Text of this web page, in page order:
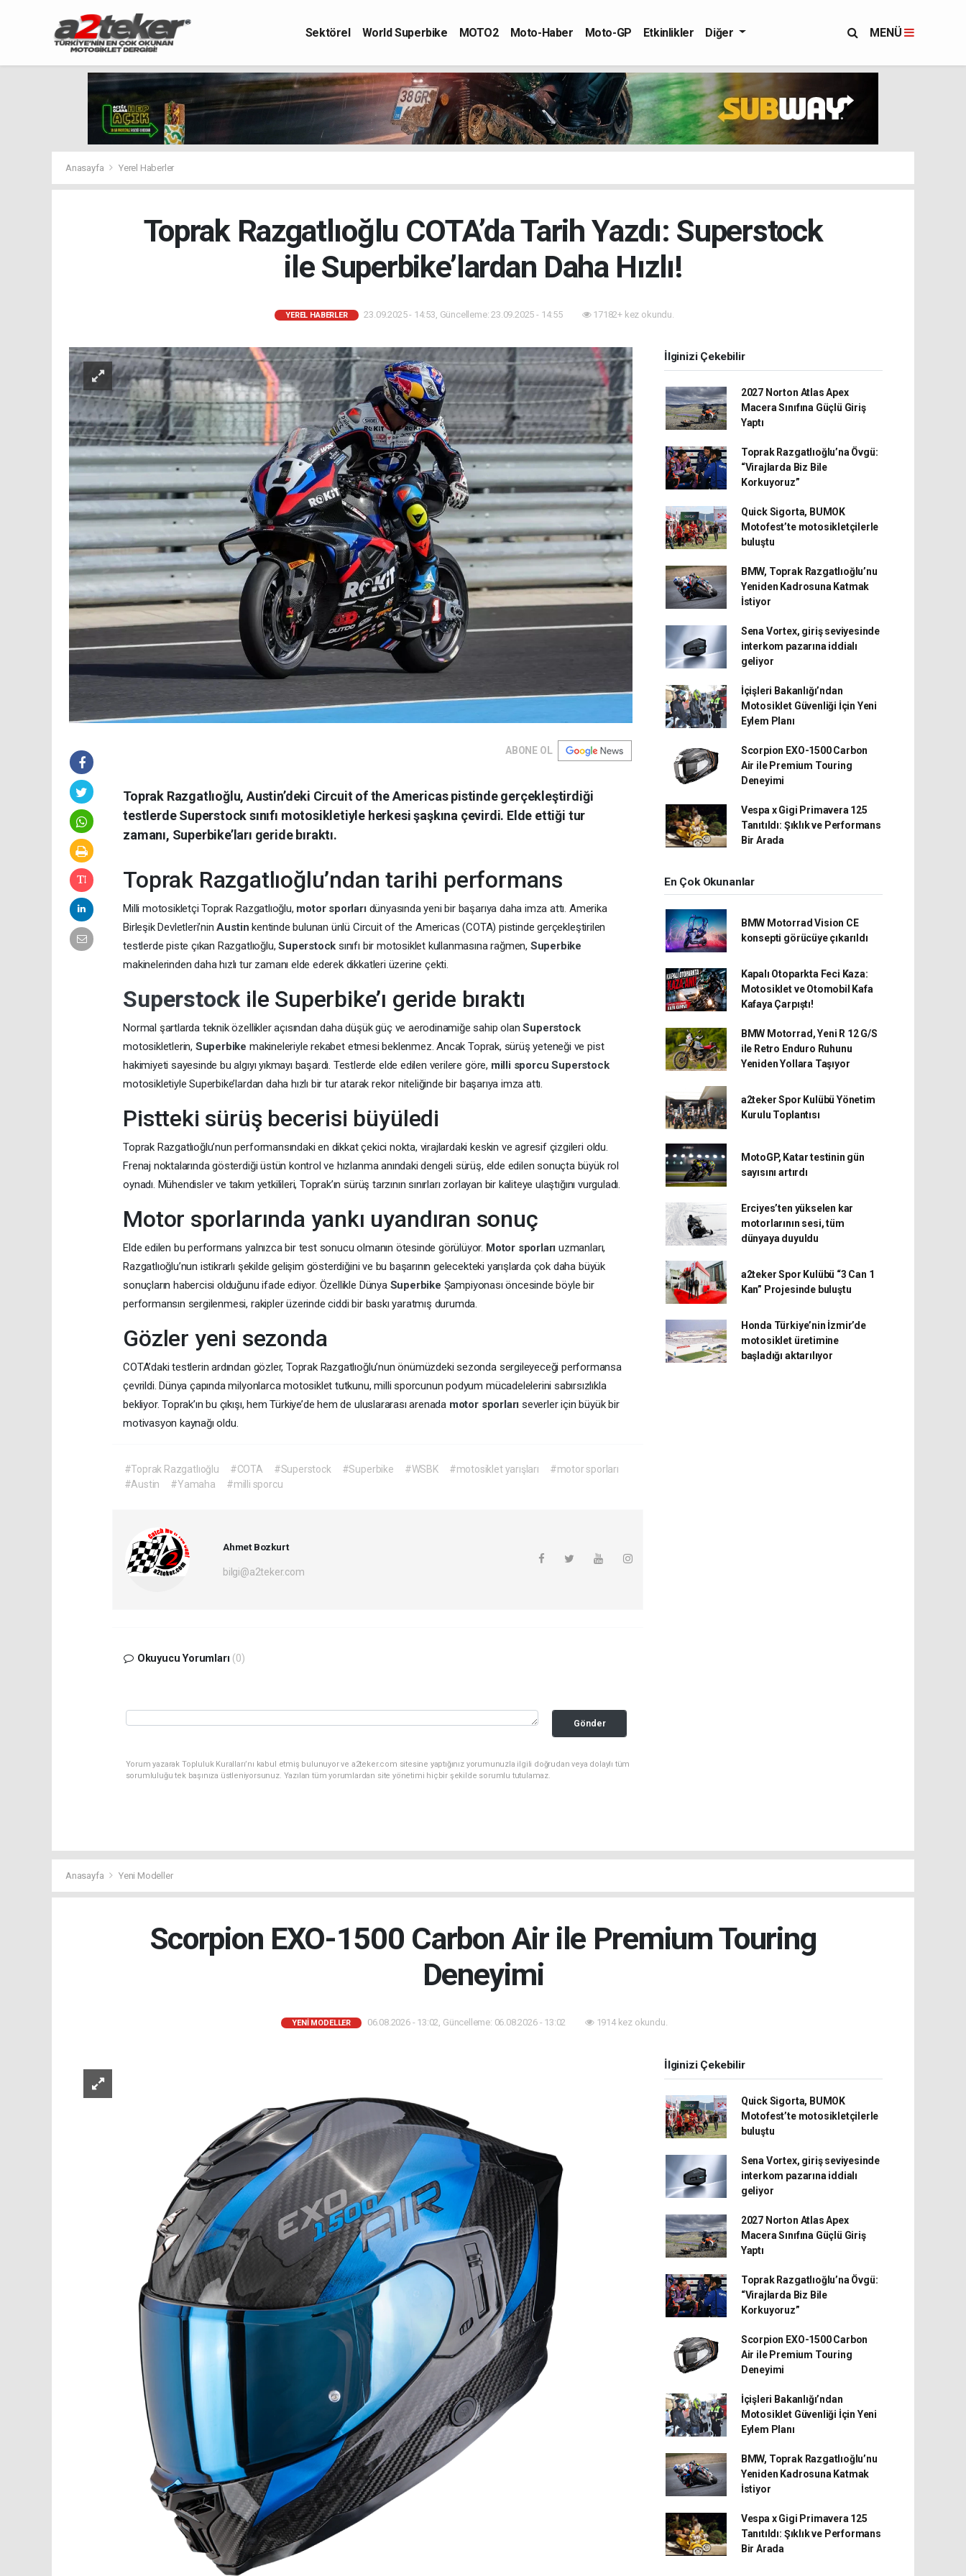
Sektörel World Superbike MOTO2 Moto-Haber Moto-GP Etkinlikler Diğer MENÜ
Anasayfa Yerel Haberler
Toprak Razgatlıoğlu COTA’da Tarih Yazdı: Superstock
ile Superbike’lardan Daha Hızlı!
YEREL HABERLER 23.09.2025 - 14:53, Güncelleme: 23.09.2025 - 14:55 17182+ kez okundu.
ABONE OL
Toprak Razgatlıoğlu, Austin’deki Circuit of the Americas pistinde gerçekleştirdiği
testlerde Superstock sınıfı motosikletiyle herkesi şaşkına çevirdi. Elde ettiği tur
zamanı, Superbike’ları geride bıraktı.
Toprak Razgatlıoğlu’ndan tarihi performans
Milli motosikletçi Toprak Razgatlıoğlu, motor sporları dünyasında yeni bir başarıya daha imza attı. Amerika
Birleşik Devletleri’ninAustinkentinde bulunan ünlü Circuit of the Americas (COTA) pistinde gerçekleştirilen
testlerde piste çıkan Razgatlıoğlu,Superstocksınıfı bir motosiklet kullanmasına rağmen, Superbike
makinelerinden daha hızlı tur zamanı elde ederek dikkatleri üzerine çekti.
Superstock ile Superbike’ı geride bıraktı
Normal şartlarda teknik özellikler açısından daha düşük güç ve aerodinamiğe sahip olanSuperstock
motosikletlerin, Superbike makineleriyle rekabet etmesi beklenmez. Ancak Toprak, sürüş yeteneği ve pist
hakimiyeti sayesinde bu algıyı yıkmayı başardı. Testlerde elde edilen verilere göre, milli sporcuSuperstock
motosikletiyle Superbike’lardan daha hızlı bir tur atarak rekor niteliğinde bir başarıya imza attı.
Pistteki sürüş becerisi büyüledi
Toprak Razgatlıoğlu’nun performansındaki en dikkat çekici nokta, virajlardaki keskin ve agresif çizgileri oldu.
Frenaj noktalarında gösterdiği üstün kontrol ve hızlanma anındaki dengeli sürüş, elde edilen sonuçta büyük rol
oynadı. Mühendisler ve takım yetkilileri, Toprak’ın sürüş tarzının sınırları zorlayan bir kaliteye ulaştığını vurguladı.
Motor sporlarında yankı uyandıran sonuç
Elde edilen bu performans yalnızca bir test sonucu olmanın ötesinde görülüyor. Motor sporlarıuzmanları,
Razgatlıoğlu’nun istikrarlı şekilde gelişim gösterdiğini ve bu başarının gelecekteki yarışlarda çok daha büyük
sonuçların habercisi olduğunu ifade ediyor. Özellikle Dünya Superbike Şampiyonası öncesinde böyle bir
performansın sergilenmesi, rakipler üzerinde ciddi bir baskı yaratmış durumda.
Gözler yeni sezonda
COTA’daki testlerin ardından gözler, Toprak Razgatlıoğlu’nun önümüzdeki sezonda sergileyeceği performansa
çevrildi. Dünya çapında milyonlarca motosiklet tutkunu, milli sporcunun podyum mücadelelerini sabırsızlıkla
bekliyor. Toprak’ın bu çıkışı, hem Türkiye’de hem de uluslararası arenada motor sporları severler için büyük bir
motivasyon kaynağı oldu.
#Toprak Razgatlıoğlu #COTA #Superstock #Superbike #WSBK #motosiklet yarışları
#motor sporları
#Austin
#Yamaha #milli sporcu
Ahmet Bozkurt
bilgi@a2teker.com
Okuyucu Yorumları (0)
Gönder
Yorum yazarak Topluluk Kuralları’nı kabul etmiş bulunuyor ve a2teker.com sitesine yaptığınız yorumunuzla ilgili doğrudan veya dolaylı tüm
sorumluluğu tek başınıza üstleniyorsunuz. Yazılan tüm yorumlardan site yönetimi hiçbir şekilde sorumlu tutulamaz.
İlginizi Çekebilir
2027 Norton Atlas Apex
Macera Sınıfına Güçlü Giriş
Yaptı
Toprak Razgatlıoğlu’na Övgü:
“Virajlarda Biz Bile
Korkuyoruz”
Quick Sigorta, BUMOK
Motofest’te motosikletçilerle
buluştu
BMW, Toprak Razgatlıoğlu’nu
Yeniden Kadrosuna Katmak
İstiyor
Sena Vortex, giriş seviyesinde
interkom pazarına iddialı
geliyor
İçişleri Bakanlığı’ndan
Motosiklet Güvenliği İçin Yeni
Eylem Planı
Scorpion EXO-1500 Carbon
Air ile Premium Touring
Deneyimi
Vespa x Gigi Primavera 125
Tanıtıldı: Şıklık ve Performans
Bir Arada
En Çok Okunanlar
BMW Motorrad Vision CE
konsepti görücüye çıkarıldı
Kapalı Otoparkta Feci Kaza:
Motosiklet ve Otomobil Kafa
Kafaya Çarpıştı!
BMW Motorrad, Yeni R 12 G/S
ile Retro Enduro Ruhunu
Yeniden Yollara Taşıyor
a2teker Spor Kulübü Yönetim
Kurulu Toplantısı
MotoGP, Katar testinin gün
sayısını artırdı
Erciyes’ten yükselen kar
motorlarının sesi, tüm
dünyaya duyuldu
a2teker Spor Kulübü “3 Can 1
Kan” Projesinde buluştu
Honda Türkiye’nin İzmir’de
motosiklet üretimine
başladığı aktarılıyor
Anasayfa Yeni Modeller
Scorpion EXO-1500 Carbon Air ile Premium Touring
Deneyimi
YENI MODELLER 06.08.2026 - 13:02, Güncelleme: 06.08.2026 - 13:02 1914 kez okundu.
İlginizi Çekebilir
Quick Sigorta, BUMOK
Motofest’te motosikletçilerle
buluştu
Sena Vortex, giriş seviyesinde
interkom pazarına iddialı
geliyor
2027 Norton Atlas Apex
Macera Sınıfına Güçlü Giriş
Yaptı
Toprak Razgatlıoğlu’na Övgü:
“Virajlarda Biz Bile
Korkuyoruz”
Scorpion EXO-1500 Carbon
Air ile Premium Touring
Deneyimi
İçişleri Bakanlığı’ndan
Motosiklet Güvenliği İçin Yeni
Eylem Planı
BMW, Toprak Razgatlıoğlu’nu
Yeniden Kadrosuna Katmak
İstiyor
Vespa x Gigi Primavera 125
Tanıtıldı: Şıklık ve Performans
Bir Arada